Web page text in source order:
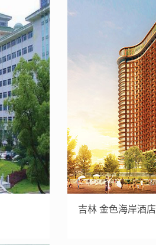
吉林 金色海岸酒店